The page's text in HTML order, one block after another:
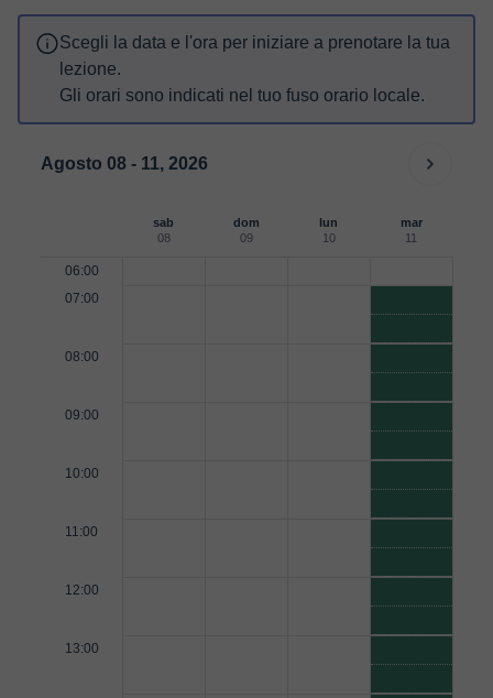
Scegli la data e l'ora per iniziare a prenotare la tua
lezione.
Gli orari sono indicati nel tuo fuso orario locale.
Agosto 08 - 11, 2026
sab
08
dom
09
lun
10
mar
11
06:00
07:00
08:00
09:00
10:00
11:00
12:00
13:00